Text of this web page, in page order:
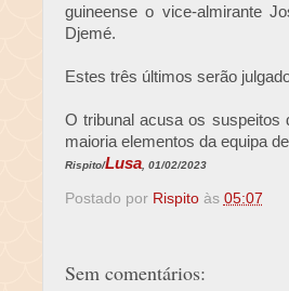
guineense o vice-almirante
Djemé.
Estes três últimos serão
O tribunal acusa os suspeitos
maioria elementos da equipa
Rispito/Lusa, 01/02/2023
Postado por Rispito às 05:07
Sem comentários: